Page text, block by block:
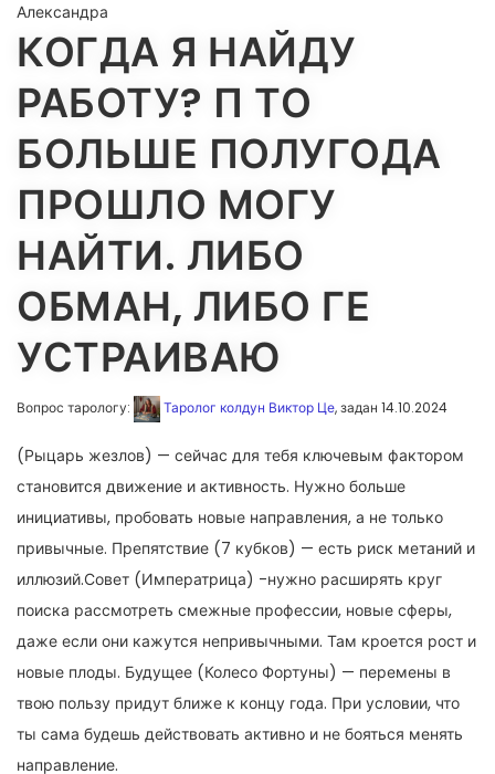
Александра
КОГДА Я НАЙДУ
РАБОТУ? П ТО
БОЛЬШЕ ПОЛУГОДА
ПРОШЛО МОГУ
НАЙТИ. ЛИБО
ОБМАН, ЛИБО ГЕ
УСТРАИВАЮ
Вопрос тарологу: Таролог колдун Виктор Це, задан 14.10.2024
(Рыцарь жезлов) — сейчас для тебя ключевым фактором
становится движение и активность. Нужно больше
инициативы, пробовать новые направления, а не только
привычные. Препятствие (7 кубков) — есть риск метаний и
иллюзий.Совет (Императрица) -нужно расширять круг
поиска рассмотреть смежные профессии, новые сферы,
даже если они кажутся непривычными. Там кроется рост и
новые плоды. Будущее (Колесо Фортуны) — перемены в
твою пользу придут ближе к концу года. При условии, что
ты сама будешь действовать активно и не бояться менять
направление.